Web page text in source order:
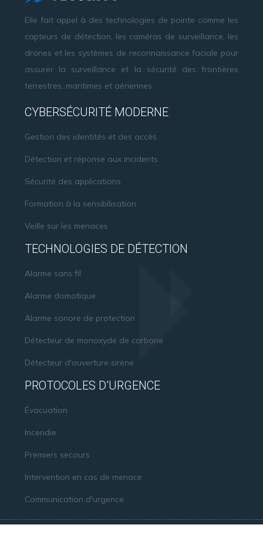
Elle fait appel à des technologies de pointe comme les
capteurs de détection, les caméras de surveillance, les
drones et les systèmes de reconnaissance faciale pour
assurer la surveillance et la sécurité des frontières
terrestres, maritimes et aériennes.
CYBERSÉCURITÉ MODERNE
Gestion des identités et des accès
Détection et réponse aux incidents
Sécurité des applications
Formation à la sensibilisation
Veille sur les menaces
TECHNOLOGIES DE DÉTECTION
Alarme sans fil
Alarme domotique
Alarme sonore de protection
Détecteur de monoxyde de carbone
Détecteur d'ouverture sirène
PROTOCOLES D’URGENCE
Évacuation
Incendie
Premiers secours
Intervention en cas de menace
Communication d'urgence